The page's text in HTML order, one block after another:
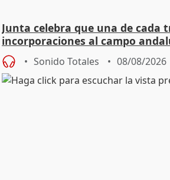
Junta celebra que una de cada
incorporaciones al campo
jóvenes
Sonido Totales 08/08/2026